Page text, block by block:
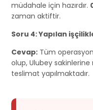
müdahale için hazırdır.
zaman aktiftir.
Soru 4: Yapılan
Cevap: Tüm
olup, Ulubey
teslimat yapılmaktadır.